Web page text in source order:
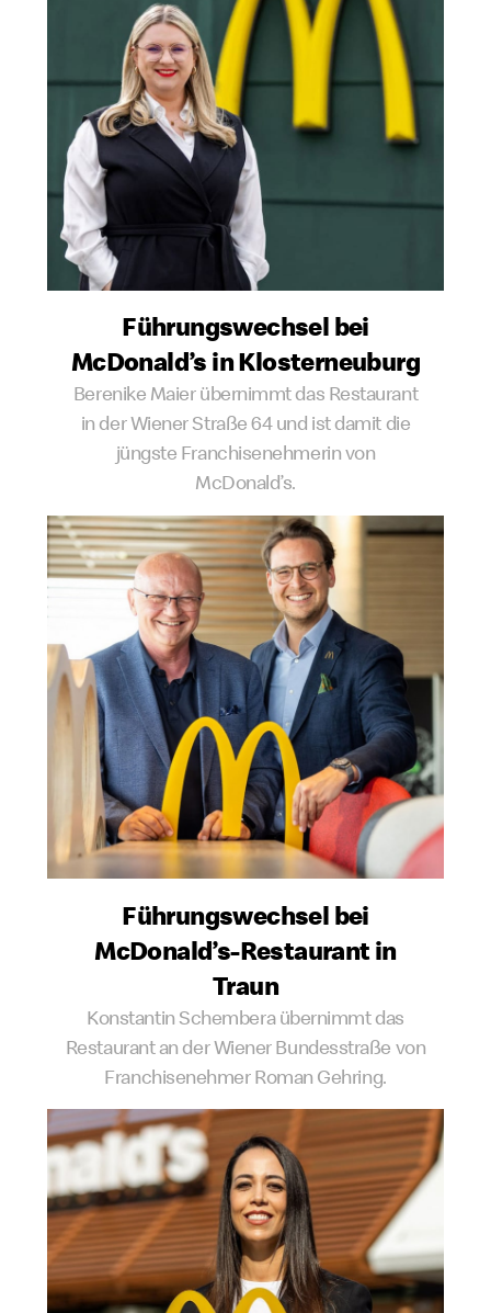
Führungs­wechsel bei
McDonald’s in Klosterneuburg
Berenike Maier übernimmt das Restaurant
in der Wiener Straße 64 und ist damit die
jüngste Franchisenehmerin von
McDonald’s.
Führungs­wechsel bei
McDonald’s-Restaurant in
Traun
Konstantin Schembera übernimmt das
Restaurant an der Wiener Bundesstraße von
Franchisenehmer Roman Gehring.